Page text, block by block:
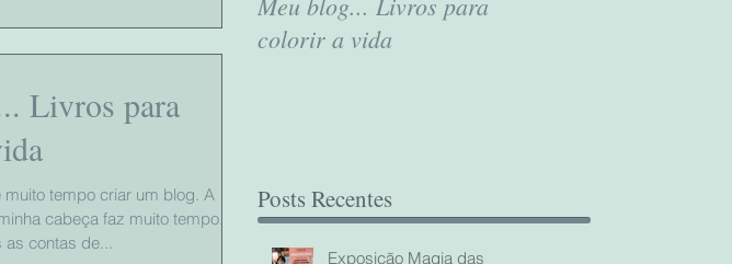
Livros para
tempo criar um blog. A
cabeça faz muito tempo.
contas de...
colorir a vida
Posts Recentes
Exposição Magia das